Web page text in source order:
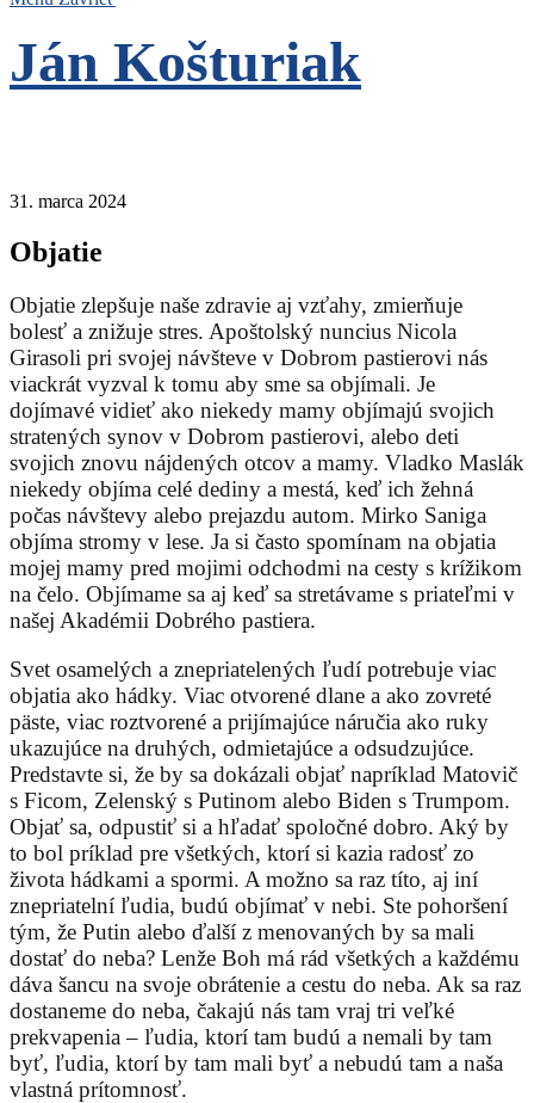
Ján Košturiak
31. marca 2024
Objatie
Objatie zlepšuje naše zdravie aj vzťahy, zmierňuje
bolesť a znižuje stres. Apoštolský nuncius Nicola
Girasoli pri svojej návšteve v Dobrom pastierovi nás
viackrát vyzval k tomu aby sme sa objímali. Je
dojímavé vidieť ako niekedy mamy objímajú svojich
stratených synov v Dobrom pastierovi, alebo deti
svojich znovu nájdených otcov a mamy. Vladko Maslák
niekedy objíma celé dediny a mestá, keď ich žehná
počas návštevy alebo prejazdu autom. Mirko Saniga
objíma stromy v lese. Ja si často spomínam na objatia
mojej mamy pred mojimi odchodmi na cesty s krížikom
na čelo. Objímame sa aj keď sa stretávame s priateľmi v
našej Akadémii Dobrého pastiera.
Svet osamelých a znepriatelených ľudí potrebuje viac
objatia ako hádky. Viac otvorené dlane a ako zovreté
päste, viac roztvorené a prijímajúce náručia ako ruky
ukazujúce na druhých, odmietajúce a odsudzujúce.
Predstavte si, že by sa dokázali objať napríklad Matovič
s Ficom, Zelenský s Putinom alebo Biden s Trumpom.
Objať sa, odpustiť si a hľadať spoločné dobro. Aký by
to bol príklad pre všetkých, ktorí si kazia radosť zo
života hádkami a spormi. A možno sa raz títo, aj iní
znepriatelní ľudia, budú objímať v nebi. Ste pohoršení
tým, že Putin alebo ďalší z menovaných by sa mali
dostať do neba? Lenže Boh má rád všetkých a každému
dáva šancu na svoje obrátenie a cestu do neba. Ak sa raz
dostaneme do neba, čakajú nás tam vraj tri veľké
prekvapenia – ľudia, ktorí tam budú a nemali by tam
byť, ľudia, ktorí by tam mali byť a nebudú tam a naša
vlastná prítomnosť.